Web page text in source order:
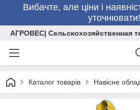
Вибачте, але ціни і
уточнювати!
АГРОВЕС| Сельскохозяйственная
Каталог товарів Навісне